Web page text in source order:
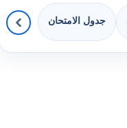
جدول الامتحان